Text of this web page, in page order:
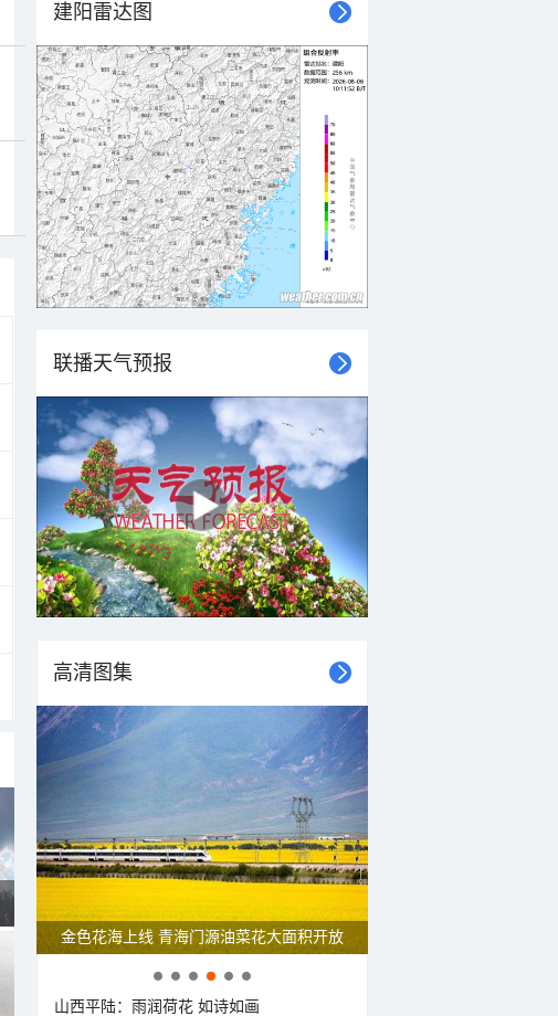
建阳雷达图
联播天气预报
高清图集
金色花海上线 青海门源油菜花大面积开放
山西平陆：雨润荷花 如诗如画